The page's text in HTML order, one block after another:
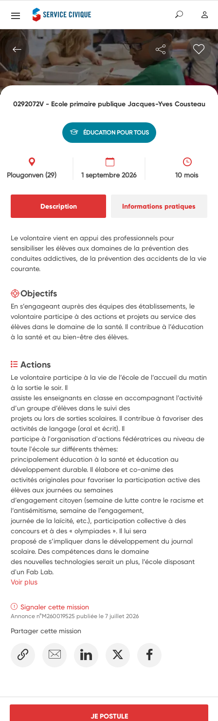
0292072V - Ecole primaire publique Jacques-Yves Cousteau
ÉDUCATION POUR TOUS
Plougonven (29) 1 septembre 2026 10 mois
Description Informations pratiques
Le volontaire vient en appui des professionnels pour
sensibiliser les élèves aux domaines de la prévention des
conduites addictives, de la prévention des accidents de la vie
courante.
Objectifs
En s’engageant auprès des équipes des établissements, le
volontaire participe à des actions et projets au service des
élèves dans le domaine de la santé. Il contribue à l’éducation
à la santé et au bien-être des élèves.
Actions
Le volontaire participe à la vie de l’école de l’accueil du matin
à la sortie le soir. Il
assiste les enseignants en classe en accompagnant l’activité
d’un groupe d’élèves dans le suivi des
projets ou lors de sorties scolaires. Il contribue à favoriser des
activités de langage (oral et écrit). Il
participe à l'organisation d'actions fédératrices au niveau de
toute l'école sur différents thèmes:
principalement éducation à la santé et éducation au
développement durable. Il élabore et co-anime des
activités originales pour favoriser la participation active des
élèves aux journées ou semaines
d’engagement citoyen (semaine de lutte contre le racisme et
l’antisémitisme, semaine de l’engagement,
journée de la laïcité, etc.), participation collective à des
concours et à des « olympiades ». Il lui sera
proposé de s’impliquer dans le développement du journal
scolaire. Des compétences dans le domaine
des nouvelles technologies serait un plus, l’école disposant
d'un Fab Lab.
Voir plus
Signaler cette mission
Annonce n°M260019525 publiée le7 juillet 2026
Partager cette mission
JE POSTULE